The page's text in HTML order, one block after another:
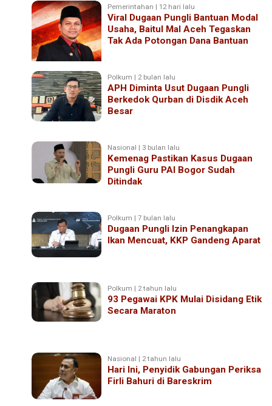
Pemerintahan | 12 hari lalu
Viral Dugaan Pungli Bantuan Modal
Usaha, Baitul Mal Aceh Tegaskan
Tak Ada Potongan Dana Bantuan
Polkum | 2 bulan lalu
APH Diminta Usut Dugaan Pungli
Berkedok Qurban di Disdik Aceh
Besar
Nasional | 3 bulan lalu
Kemenag Pastikan Kasus Dugaan
Pungli Guru PAI Bogor Sudah
Ditindak
Polkum | 7 bulan lalu
Dugaan Pungli Izin Penangkapan
Ikan Mencuat, KKP Gandeng Aparat
Polkum | 2 tahun lalu
93 Pegawai KPK Mulai Disidang Etik
Secara Maraton
Nasional | 2 tahun lalu
Hari Ini, Penyidik Gabungan Periksa
Firli Bahuri di Bareskrim